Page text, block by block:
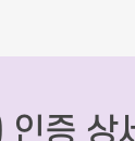
증 상세